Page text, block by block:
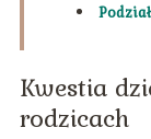
Kwestia
rodzicach